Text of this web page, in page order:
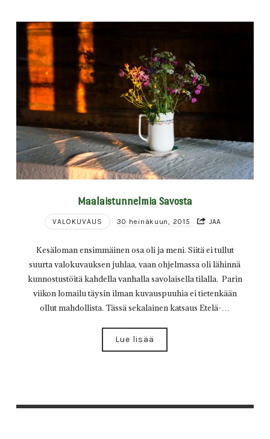
Maalaistunnelmia Savosta
VALOKUVAUS 30 heinäkuun, 2015 JAA
Kesäloman ensimmäinen osa oli ja meni. Siitä ei tullut
suurta valokuvauksen juhlaa, vaan ohjelmassa oli lähinnä
kunnostustöitä kahdella vanhalla savolaisella tilalla. Parin
viikon lomailu täysin ilman kuvauspuuhia ei tietenkään
ollut mahdollista. Tässä sekalainen katsaus Etelä-…
Lue lisää